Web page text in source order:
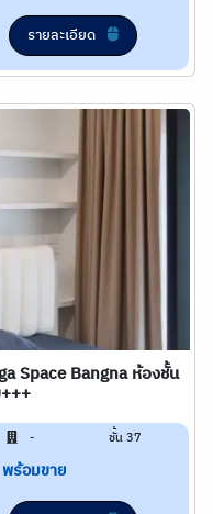
รายละเอียด
Space Bangna ห้องชั้น
- ชั้น 37
พร้อมขาย